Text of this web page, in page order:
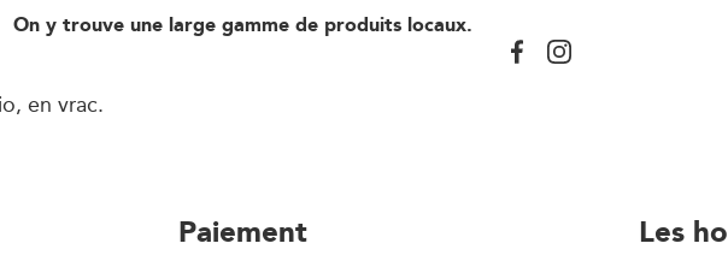
On y trouve une large gamme de produits locaux.
en vrac.
Paiement Les